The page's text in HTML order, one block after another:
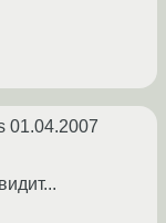
01.04.2007